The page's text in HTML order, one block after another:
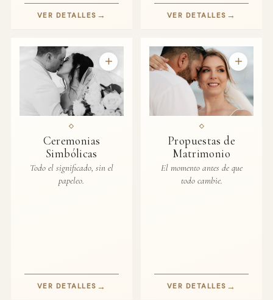
VER DETALLES → VER DETALLES →
Ceremonias
Simbólicas
Todo el significado, sin el
papeleo.
VER DETALLES →
Propuestas de
Matrimonio
El momento antes de que
todo cambie.
VER DETALLES →